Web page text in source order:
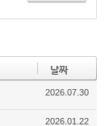
날짜
2026.07.30
2026.01.22